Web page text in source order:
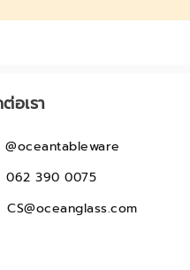
อเรา
@oceantableware
062 390 0075
CS@oceanglass.com